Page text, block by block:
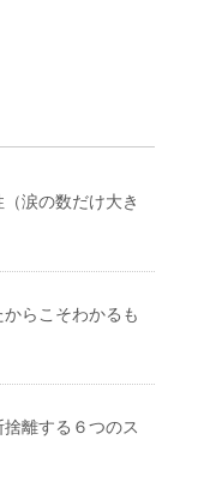
涙の数だけ大き
らこそわかるも
離する６つのス